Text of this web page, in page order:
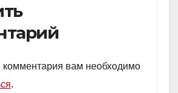
комментария вам необходимо
.